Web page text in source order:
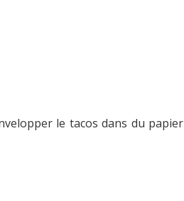
le tacos dans du papier